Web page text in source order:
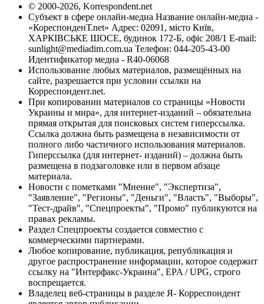
© 2000-2026, Korrespondent.net
Субъект в сфере онлайн-медиа Название онлайн-медиа -
«КореспонденТ.net» Адрес: 02091, місто Київ,
ХАРКІВСЬКЕ ШОСЕ, будинок 172-Б, офіс 208/1 E-mail:
sunlight@mediadim.com.ua Телефон: 044-205-43-00
Идентификатор медиа - R40-06068
Использование любых материалов, размещённых на
сайте, разрешается при условии ссылки на
Корреспондент.net.
При копировании материалов со страницы «Новости
Украины и мира», для интернет-изданий – обязательна
прямая открытая для поисковых систем гиперссылка.
Ссылка должна быть размещена в независимости от
полного либо частичного использования материалов.
Гиперссылка (для интернет- изданий) – должна быть
размещена в подзаголовке или в первом абзаце
материала.
Новости с пометками "Мнение", "Экспертиза",
"Заявление", "Регионы", "Деньги", "Власть", "Выборы",
"Тест-драйв", "Спецпроекты", "Промо" публикуются на
правах рекламы.
Раздел Спецпроекты создается совместно с
коммерческими партнерами.
Любое копирование, публикация, републикация и
другое распространение информации, которое содержит
ссылку на "Интерфакс-Украина", EPA / UPG, строго
воспрещается.
Владелец веб-страницы в разделе Я- Корреспондент